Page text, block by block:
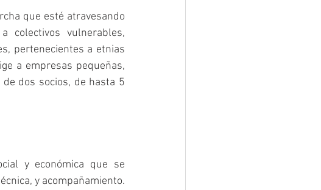
que esté atravesando
colectivos vulnerables,
pertenecientes a etnias
a empresas pequeñas,
dos socios, de hasta 5
y económica que se
y acompañamiento.